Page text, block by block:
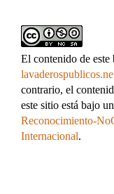
El contenido de este
contrario, el
este sitio está bajo
Reconocimiento-
Internacional.